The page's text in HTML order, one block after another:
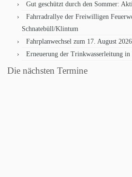
Gut geschützt durch den Sommer:
Fahrradrallye der Freiwilligen
Schnatebüll/Klintum
Fahrplanwechsel zum 17. August 2026
Erneuerung der Trinkwasserleitung
Die nächsten Termine